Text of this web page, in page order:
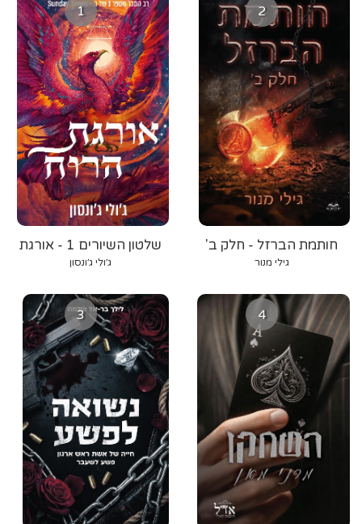
1
שלטון השיורים 1 - אורגת
הרוח
ג׳ולי ג׳ונסון
2
חותמת הברזל - חלק ב'
גילי מנור
3 4